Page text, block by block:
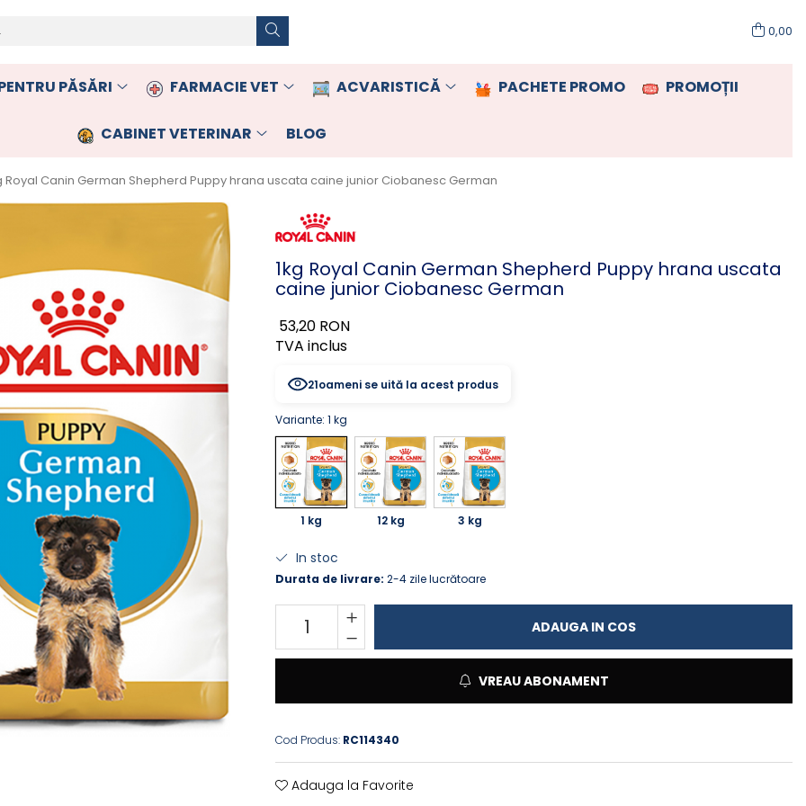
0,00
PĂSĂRI FARMACIE VET ACVARISTICĂ PACHETE PROMO PROMOȚII
CABINET VETERINAR BLOG
Royal Canin German Shepherd Puppy hrana uscata caine junior Ciobanesc German
1kg Royal Canin German Shepherd Puppy hrana uscata
caine junior Ciobanesc German
53,20 RON
TVA inclus
20oameni se uită la acest produs
Variante: 1 kg
1 kg 12 kg 3 kg
In stoc
Durata de livrare: 2-4 zile lucrătoare
ADAUGA IN COS
VREAU ABONAMENT
Cod Produs: RC114340
Adauga la Favorite